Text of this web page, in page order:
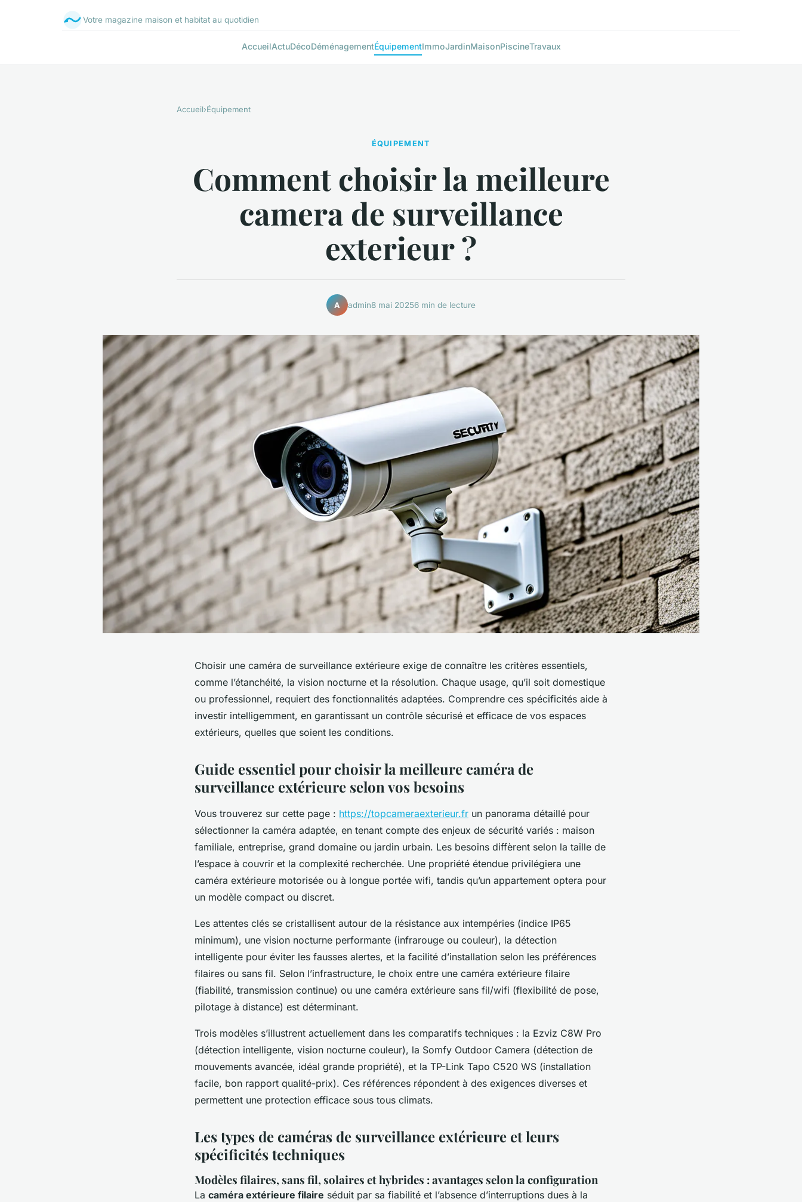
Votre magazine maison et habitat au quotidien
AccueilActuDécoDéménagementÉquipementImmoJardinMaisonPiscineTravaux
Accueil›Équipement
ÉQUIPEMENT
Comment choisir la meilleure
camera de surveillance
exterieur ?
A admin8 mai 20256 min de lecture
Choisir une caméra de surveillance extérieure exige de connaître les critères essentiels,
comme l’étanchéité, la vision nocturne et la résolution. Chaque usage, qu’il soit domestique
ou professionnel, requiert des fonctionnalités adaptées. Comprendre ces spécificités aide à
investir intelligemment, en garantissant un contrôle sécurisé et efficace de vos espaces
extérieurs, quelles que soient les conditions.
Guide essentiel pour choisir la meilleure caméra de
surveillance extérieure selon vos besoins
Vous trouverez sur cette page : https://topcameraexterieur.fr un panorama détaillé pour
sélectionner la caméra adaptée, en tenant compte des enjeux de sécurité variés : maison
familiale, entreprise, grand domaine ou jardin urbain. Les besoins diffèrent selon la taille de
l’espace à couvrir et la complexité recherchée. Une propriété étendue privilégiera une
caméra extérieure motorisée ou à longue portée wifi, tandis qu’un appartement optera pour
un modèle compact ou discret.
Les attentes clés se cristallisent autour de la résistance aux intempéries (indice IP65
minimum), une vision nocturne performante (infrarouge ou couleur), la détection
intelligente pour éviter les fausses alertes, et la facilité d’installation selon les préférences
filaires ou sans fil. Selon l’infrastructure, le choix entre une caméra extérieure filaire
(fiabilité, transmission continue) ou une caméra extérieure sans fil/wifi (flexibilité de pose,
pilotage à distance) est déterminant.
Trois modèles s’illustrent actuellement dans les comparatifs techniques : la Ezviz C8W Pro
(détection intelligente, vision nocturne couleur), la Somfy Outdoor Camera (détection de
mouvements avancée, idéal grande propriété), et la TP-Link Tapo C520 WS (installation
facile, bon rapport qualité-prix). Ces références répondent à des exigences diverses et
permettent une protection efficace sous tous climats.
Les types de caméras de surveillance extérieure et leurs
spécificités techniques
Modèles filaires, sans fil, solaires et hybrides : avantages selon la configuration
La caméra extérieure filaire séduit par sa fiabilité et l’absence d’interruptions dues à la